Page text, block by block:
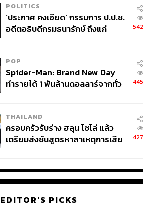
POLITICS
‘ประภาศ คงเอียด’ กรรมการ ป.ป.ช.
อดีตอธิบดีกรมธนารักษ์ ถึงแก่
542
POP
Spider-Man: Brand New Day
ทำรายได้ 1 พันล้านดอลลาร์จากทั่ว
445
THAILAND
ครอบครัวรับร่าง ฮลุน โซโล่ แล้ว
เตรียมส่งชันสูตรหาสาเหตุการเสีย
427
EDITOR'S PICKS